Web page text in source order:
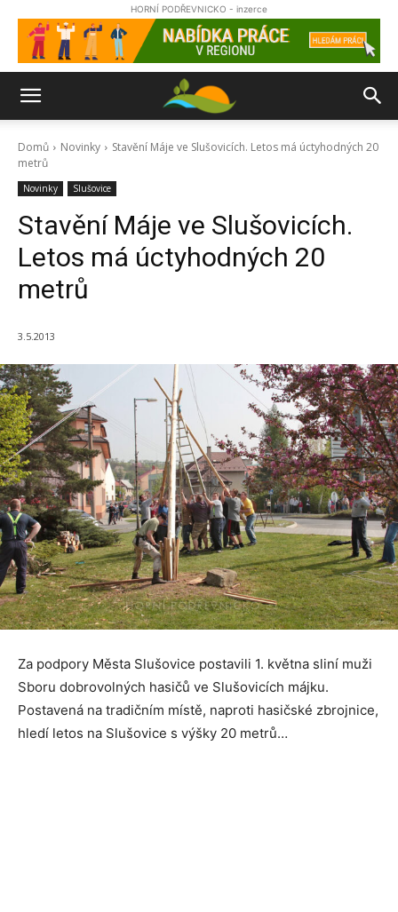
HORNÍ PODŘEVNICKO - inzerce
Domů Novinky
Stavění Máje ve Slušovicích. Letos má úctyhodných 20
metrů
Novinky Slušovice
Stavění Máje ve Slušovicích.
Letos má úctyhodných 20
metrů
3.5.2013
Za podpory Města Slušovice postavili 1. května sliní muži
Sboru dobrovolných hasičů ve Slušovicích májku.
Postavená na tradičním místě, naproti hasičské zbrojnice,
hledí letos na Slušovice s výšky 20 metrů…